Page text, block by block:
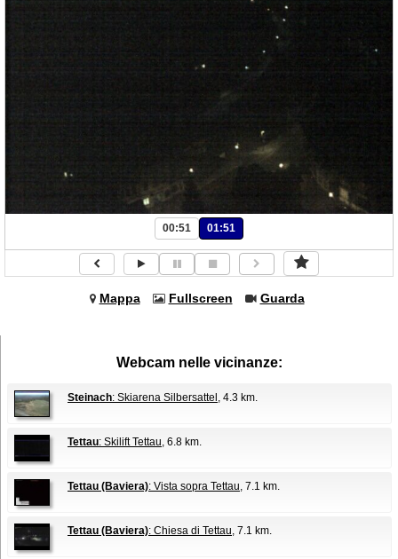
00:51 01:51
Mappa Fullscreen Guarda
Webcam nelle vicinanze:
Steinach: Skiarena Silbersattel , 4.3 km.
Tettau: Skilift Tettau, 6.8 km.
Tettau (Baviera): Vista sopra Tettau, 7.1 km.
Tettau (Baviera): Chiesa di Tettau, 7.1 km.